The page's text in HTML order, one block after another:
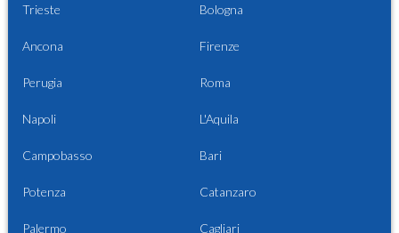
Trieste Bologna
Ancona Firenze
Perugia Roma
Napoli L'Aquila
Campobasso Bari
Potenza Catanzaro
Palermo Cagliari